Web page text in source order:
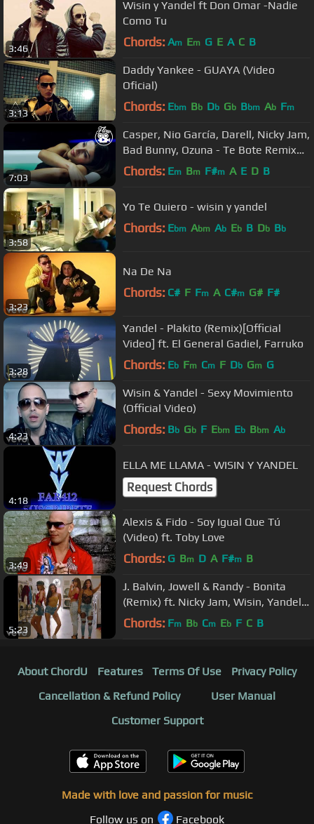
3:46
Wisin y Yandel ft Don Omar -Nadie
Como Tu
Chords: Am Em G E A C B
3:13
Daddy Yankee - GUAYA (Video
Oficial)
Chords: Ebm Bb Db Gb Bbm Ab Fm
7:03
Casper, Nio García, Darell, Nicky Jam,
Bad Bunny, Ozuna - Te Bote Remix
(Video Oficial)
Chords: Em Bm F#m A E D B
3:58
Yo Te Quiero - wisin y yandel
Chords: Ebm Abm Ab Eb B Db Bb
3:23
Na De Na
Chords: C# F Fm A C#m G# F#
3:28
Yandel - Plakito (Remix)[Official
Video] ft. El General Gadiel, Farruko
Chords: Eb Fm Cm F Db Gm G
4:23
Wisin & Yandel - Sexy Movimiento
(Official Video)
Chords: Bb Gb F Ebm Eb Bbm Ab
4:18
ELLA ME LLAMA - WISIN Y YANDEL
Request Chords
3:49
Alexis & Fido - Soy Igual Que Tú
(Video) ft. Toby Love
Chords: G Bm D A F#m B
5:23
J. Balvin, Jowell & Randy - Bonita
(Remix) ft. Nicky Jam, Wisin, Yandel,
Ozuna
Chords: Fm Bb Cm Eb F C B
About ChordU Features Terms Of Use
Privacy Policy
Cancellation & Refund Policy
User Manual
Customer Support
Made with love and passion for music
Follow us on
Facebook